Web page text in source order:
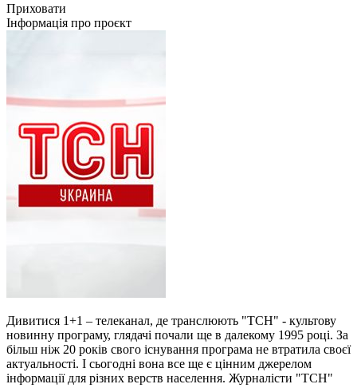
Приховати
Інформація про проєкт
Дивитися 1+1 – телеканал, де транслюють "ТСН" - культову
новинну програму, глядачі почали ще в далекому 1995 році. За
більш ніж 20 років свого існування програма не втратила своєї
актуальності. І сьогодні вона все ще є цінним джерелом
інформації для різних верств населення. Журналісти "ТСН"